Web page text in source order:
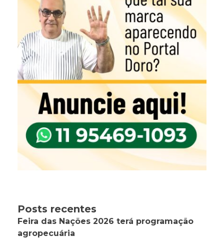
Posts recentes
Feira das Nações 2026 terá programação
agropecuária